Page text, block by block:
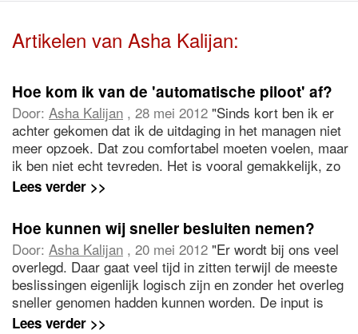
Artikelen van Asha Kalijan:
Hoe kom ik van de 'automatische piloot' af?
Door: Asha Kalijan , 28 mei 2012 "Sinds kort ben ik er
achter gekomen dat ik de uitdaging in het managen niet
meer opzoek. Dat zou comfortabel moeten voelen, maar
ik ben niet echt tevreden. Het is vooral gemakkelijk, zo
op; de automatische piloot. Ik vrees ook dat ik straks de
functioneren. Hoe kom ik uit deze fase van risico
vermijdend gedrag?"
Lees verder >>
Hoe kunnen wij sneller besluiten nemen?
Door: Asha Kalijan , 20 mei 2012 "Er wordt bij ons veel
overlegd. Daar gaat veel tijd in zitten terwijl de meeste
beslissingen eigenlijk logisch zijn en zonder het overleg
sneller genomen hadden kunnen worden. De input is
mager , maar de tijd die er in gaat zitten om iedereen
Lees verder >>